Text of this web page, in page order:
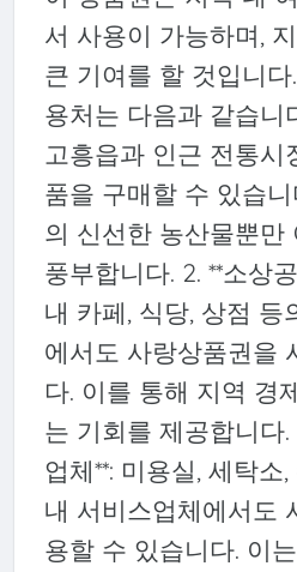
서 사용이 가능하며,
큰 기여를 할 것입니
용처는 다음과 같습니
고흥읍과 인근 전통시
품을 구매할 수 있습
의 신선한 농산물뿐만
풍부합니다. 2. **소상
내 카페, 식당, 상점 등
에서도 사랑상품권을
다. 이를 통해 지역 경
는 기회를 제공합니다.
업체**: 미용실, 세탁소
내 서비스업체에서도
용할 수 있습니다. 이